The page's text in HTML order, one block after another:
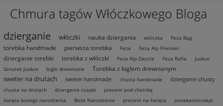
Chmura tagów Włóczkowego Bloga
dzierganie włóczki nauka dziergania włóczka Feza Bag
torebka handmade pierwsza torebka Feza Feza Alp Premier
dzierganie torebki torebka z włóczki Feza Alp Dazzle Feza Rafia
Juskuv
Sznurek Juskuv
bigle drewniane Torebka z biglem drewnianym
sweter na drutach sweter handmade chusta handmade dzierganie chusty
chusta na drutach dzierganie czapki
prezent pod choinkę
święta bożego narodzenia
Boże Narodzenie prezent na święta
annakarolczakyt